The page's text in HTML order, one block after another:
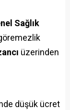
Sağlık
üzerinden
düşük ücret